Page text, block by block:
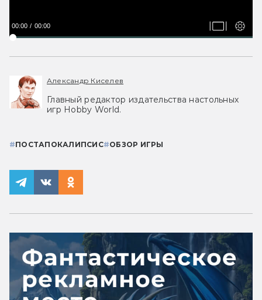
00:00 00:00
Александр Киселев
Главный редактор издательства настольных
игр Hobby World.
#ПОСТАПОКАЛИПСИС#ОБЗОР ИГРЫ